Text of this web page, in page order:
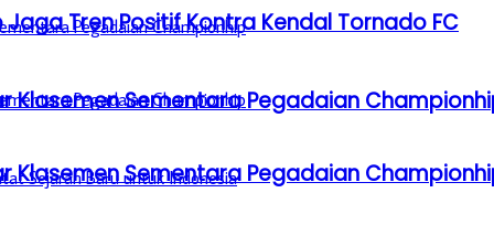
Klasemen Sementara Pegadaian
Tren Positif Kontra Kendal Tornado FC
Klasemen Sementara Pegadaian